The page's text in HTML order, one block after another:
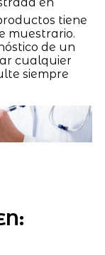
tiene
muestrario.
de un
cualquier
siempre